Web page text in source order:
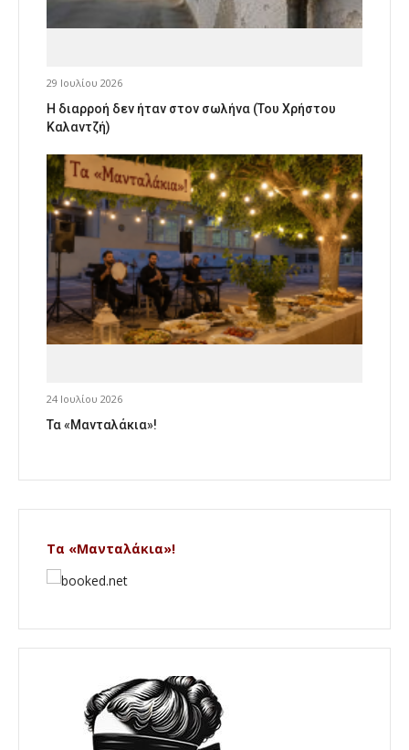
29 Ιουλίου 2026
Η διαρροή δεν ήταν στον σωλήνα (Του Χρήστου
Καλαντζή)
24 Ιουλίου 2026
Τα «Μανταλάκια»!
Τα «Μανταλάκια»!